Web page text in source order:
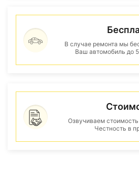
В случае ремонта мы
Ваш автомобиль до
Озвучиваем
Честность в